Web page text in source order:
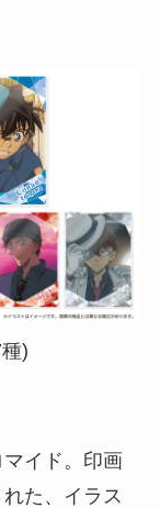
)
イド。印画
た、イラス